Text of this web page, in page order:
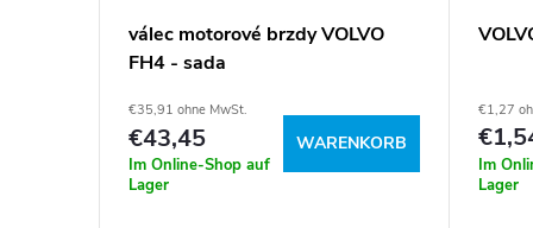
válec motorové brzdy VOLVO
FH4 - sada
€35,91 ohne MwSt.
€43,45
Im Online-Shop auf
Lager
WARENKORB
€1,27
Im
Lager